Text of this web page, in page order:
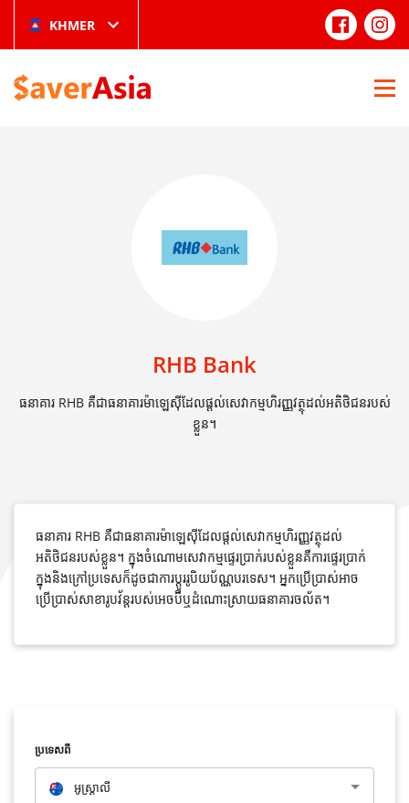
KHMER
RHB Bank
ធនាគារ RHB គឺជាធនាគារម៉ាឡេស៊ីដែលផ្តល់សេវាកម្មហិរញ្ញវត្ថុដល់អតិថិជនរបស់
ខ្លួន។
ធនាគារ RHB គឺជាធនាគារម៉ាឡេស៊ីដែលផ្តល់សេវាកម្មហិរញ្ញវត្ថុដល់
អតិថិជនរបស់ខ្លួន។ ក្នុងចំណោមសេវាកម្មផ្ទេរប្រាក់របស់ខ្លួនគឺការផ្ទេរប្រាក់
ក្នុងនិងក្រៅប្រទេសក៏ដូចជាការប្តូររូបិយប័ណ្ណបរទេស។ អ្នកប្រើប្រាស់អាច
ប្រើប្រាស់សាខារូបវ័ន្តរបស់អេចប៊ីឬដំណោះស្រាយធនាគារចល័ត។
ប្រទេសពី
អូស្រ្តាលី​